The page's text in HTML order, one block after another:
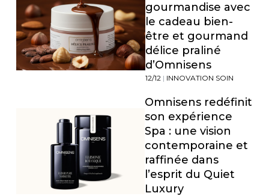
gourmandise avec
le cadeau bien-
être et gourmand
délice praliné
d’Omnisens
12/12| INNOVATION SOIN
Omnisens redéfinit
son expérience
Spa : une vision
contemporaine et
raffinée dans
l’esprit du Quiet
Luxury